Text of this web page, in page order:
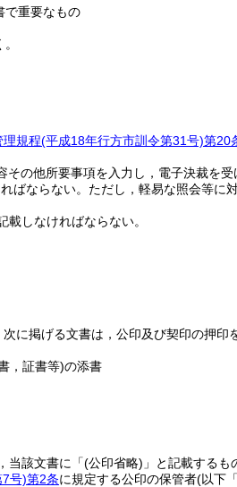
で重要なもの
理規程(平成18年行方市訓令第31号)第20
その他所要事項を入力し，電子決裁を
ばならない。 ただし，軽易な照会等に
しなければならない。
次に掲げる文書は，公印及び契印の押印
，証書等)の添書
当該文書に「(公印省略) 」と記載するも
号)第2条に規定する公印の保管者(以下